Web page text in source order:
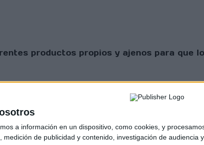
a información en un dispositivo, como cookies, y
de publicidad y contenido, investigación de audiencia
productos propios y ajenos para que